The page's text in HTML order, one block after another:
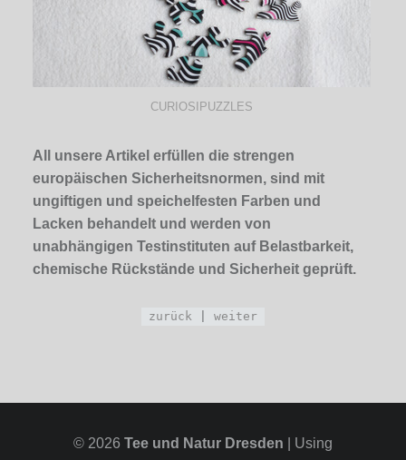
CURIOSIPUZZLES
All unsere Artikel erfüllen die strengen
europäischen Sicherheitsnormen, sind mit
ungiftigen und speichelfesten Farben und
Lacken behandelt und werden von
unabhängigen Testinstituten auf Belastbarkeit,
chemische Rückstände und Sicherheit geprüft.
zurück weiter
© 2026 Tee und Natur Dresden
Using